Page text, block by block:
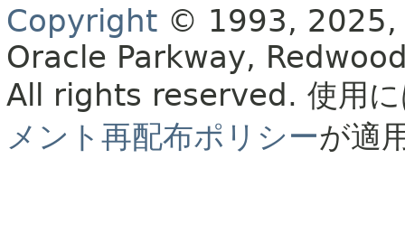
Copyright © 1993, 2025,
Oracle Parkway,
All rights reserved. 使用
メント再配布ポリシーが適